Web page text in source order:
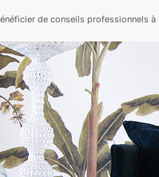
de conseils professionnels à